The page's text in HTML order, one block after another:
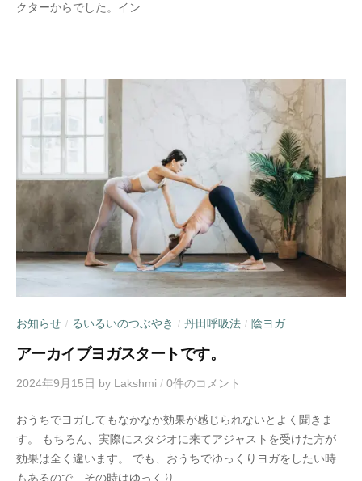
クターからでした。イン...
お知らせ / るいるいのつぶやき / 丹田呼吸法 / 陰ヨガ
アーカイブヨガスタートです。
2024年9月15日 by Lakshmi / 0件のコメント
おうちでヨガしてもなかなか効果が感じられないとよく聞きま
す。 もちろん、実際にスタジオに来てアジャストを受けた方が
効果は全く違います。 でも、おうちでゆっくりヨガをしたい時
もあるので、その時はゆっくり...